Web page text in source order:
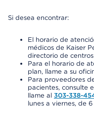
Si desea encontrar:
El horario de
médicos de Kaiser
directorio de
Para el horario de
plan, llame a su
Para proveedores
pacientes, consulte
llame al 303-338-
lunes a viernes, de